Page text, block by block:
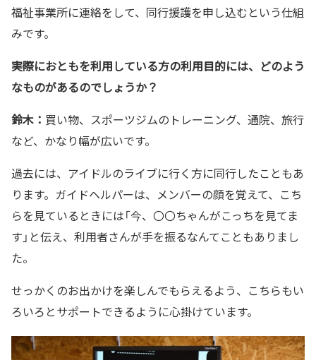
福祉事業所に連絡をして、同行援護を申し込むという仕組
みです。
――実際におともを利用している方の利用目的には、どのよう
なものがあるのでしょうか？
鈴木： 買い物、スポーツジムのトレーニング、通院、旅行
など、かなり幅が広いです。
過去には、アイドルのライブに行く方に同行したこともあ
ります。ガイドヘルパーは、メンバーの顔を覚えて、こち
らを見ているときには「今、〇〇ちゃんがこっちを見てま
す」と伝え、利用者さんが手を振るなんてこともありまし
た。
せっかくのお出かけを楽しんでもらえるよう、こちらもい
ろいろとサポートできるように心掛けています。